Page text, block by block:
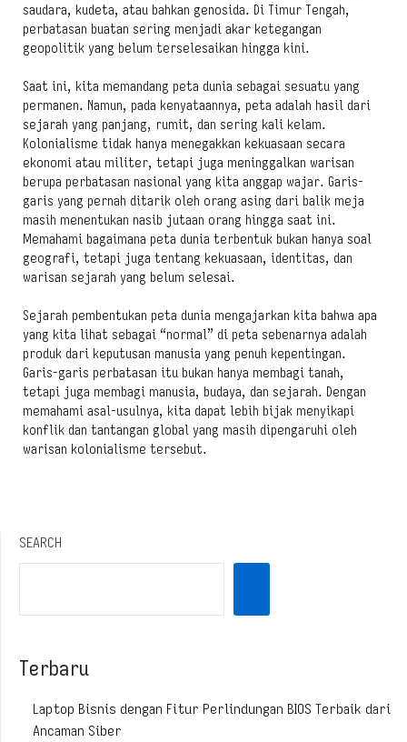
saudara, kudeta, atau bahkan genosida. Di Timur Tengah,
perbatasan buatan sering menjadi akar ketegangan
geopolitik yang belum terselesaikan hingga kini.
Saat ini, kita memandang peta dunia sebagai sesuatu yang
permanen. Namun, pada kenyataannya, peta adalah hasil dari
sejarah yang panjang, rumit, dan sering kali kelam.
Kolonialisme tidak hanya menegakkan kekuasaan secara
ekonomi atau militer, tetapi juga meninggalkan warisan
berupa perbatasan nasional yang kita anggap wajar. Garis-
garis yang pernah ditarik oleh orang asing dari balik meja
masih menentukan nasib jutaan orang hingga saat ini.
Memahami bagaimana peta dunia terbentuk bukan hanya soal
geografi, tetapi juga tentang kekuasaan, identitas, dan
warisan sejarah yang belum selesai.
Sejarah pembentukan peta dunia mengajarkan kita bahwa apa
yang kita lihat sebagai “normal” di peta sebenarnya adalah
produk dari keputusan manusia yang penuh kepentingan.
Garis-garis perbatasan itu bukan hanya membagi tanah,
tetapi juga membagi manusia, budaya, dan sejarah. Dengan
memahami asal-usulnya, kita dapat lebih bijak menyikapi
konflik dan tantangan global yang masih dipengaruhi oleh
warisan kolonialisme tersebut.
SEARCH
Terbaru
Laptop Bisnis dengan Fitur Perlindungan BIOS Terbaik dari
Ancaman Siber